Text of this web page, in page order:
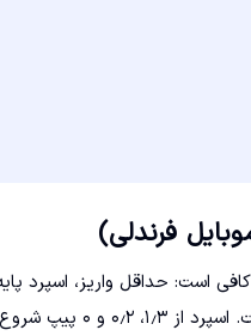
است: حداقل واریز، اسپرد